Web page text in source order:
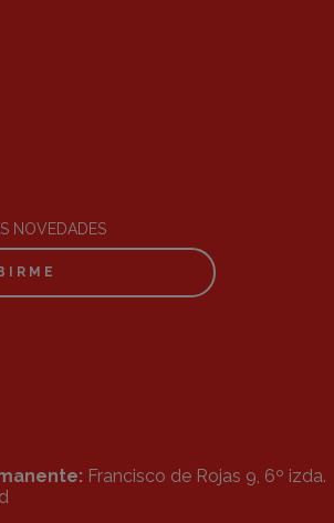
NOVEDADES
Francisco de Rojas 9, 6º izda.